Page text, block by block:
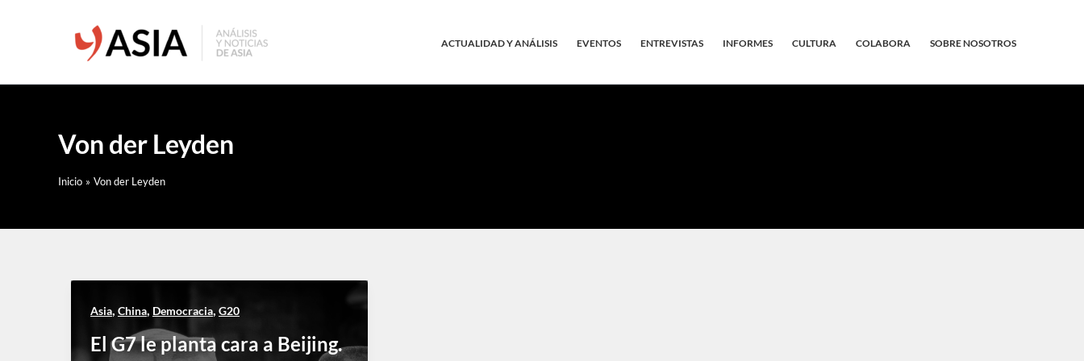
ACTUALIDAD Y ANÁLISIS EVENTOS ENTREVISTAS INFORMES CULTURA COLABORA SOBRE NOSOTROS
Von der Leyden
Inicio Von der Leyden
Asia, China, Democracia, G20
El G7 le planta cara a Beijing.